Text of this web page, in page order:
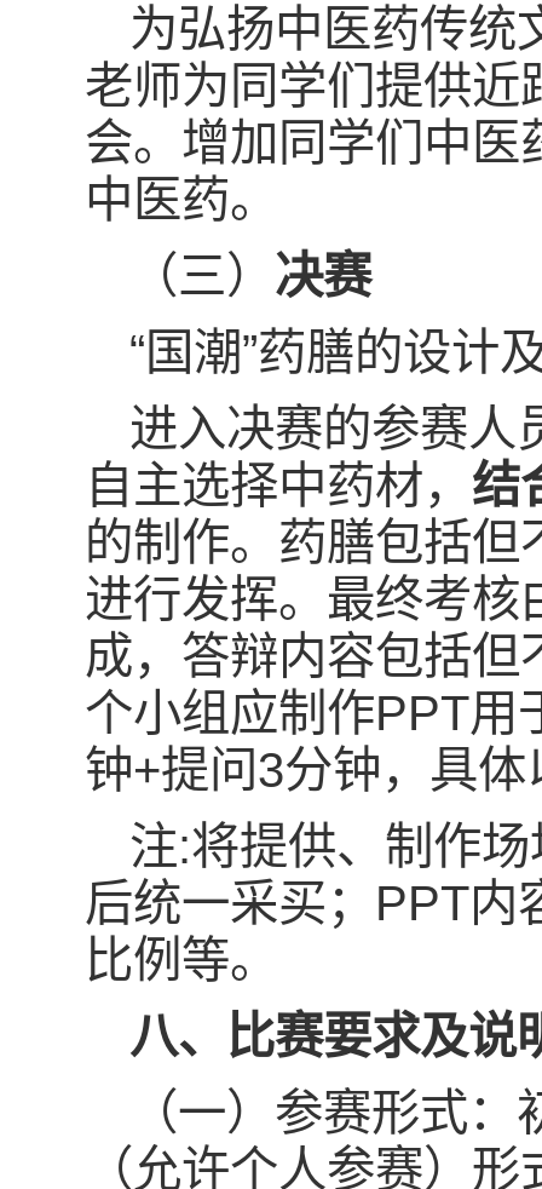
为弘扬中医药传统
老师为同学们提供近
会。增加同学们中
中医药。
（三） 决赛
“国潮”药膳的设计
进入决赛的参赛
自主选择中药材， 结
的制作。药膳包括
进行发挥。最终考
成，答辩内容包括
个小组应制作PPT用
钟+提问3分钟，具
注:将提供、制作
后统一采买；PPT内
比例等。
八、 比赛要求及说
（一）参赛形式
（允许个人参赛）